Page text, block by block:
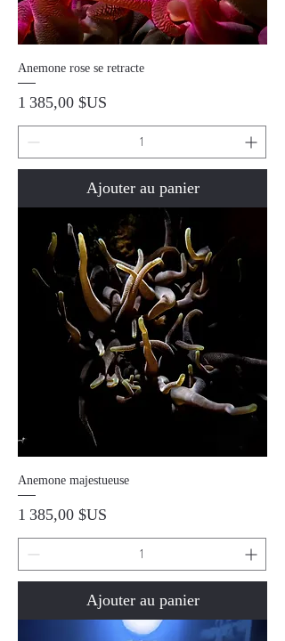
Anemone rose se retracte
Prix
1 385,00 $US
Ajouter au panier
Anemone majestueuse
Prix
1 385,00 $US
Ajouter au panier